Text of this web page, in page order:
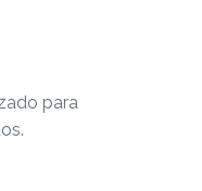
para